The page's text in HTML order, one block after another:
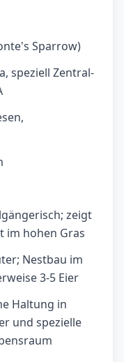
Sparrow)
speziell Zentral-
zeigt
im hohen Gras
Nestbau im
3-5 Eier
Haltung in
und spezielle